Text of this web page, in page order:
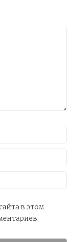
в этом